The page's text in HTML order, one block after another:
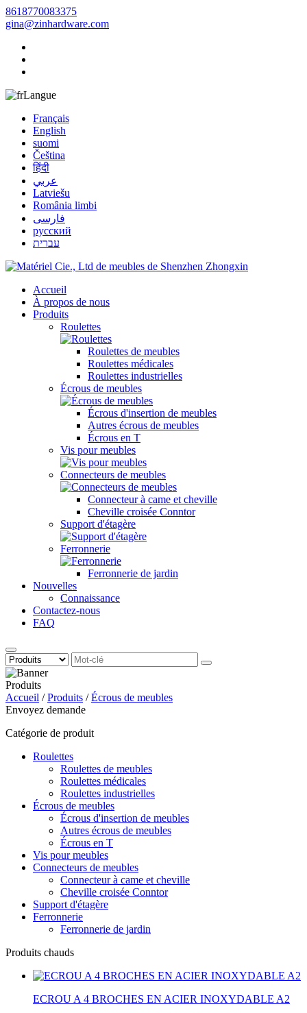
8618770083375
gina@zinhardware.com
Langue
Français
English
suomi
Čeština
हिंदी
عربي
Latviešu
România limbi
فارسی
русский
עברית
Accueil
À propos de nous
Produits
Roulettes
Roulettes de meubles
Roulettes médicales
Roulettes industrielles
Écrous de meubles
Écrous d'insertion de meubles
Autres écrous de meubles
Écrous en T
Vis pour meubles
Connecteurs de meubles
Connecteur à came et cheville
Cheville croisée Conntor
Support d'étagère
Ferronnerie
Ferronnerie de jardin
Nouvelles
Connaissance
Contactez-nous
FAQ
Produits
Accueil /Produits /Écrous de meubles
Envoyez demande
Catégorie de produit
Roulettes
Roulettes de meubles
Roulettes médicales
Roulettes industrielles
Écrous de meubles
Écrous d'insertion de meubles
Autres écrous de meubles
Écrous en T
Vis pour meubles
Connecteurs de meubles
Connecteur à came et cheville
Cheville croisée Conntor
Support d'étagère
Ferronnerie
Ferronnerie de jardin
Produits chauds
ECROU A 4 BROCHES EN ACIER INOXYDABLE A2